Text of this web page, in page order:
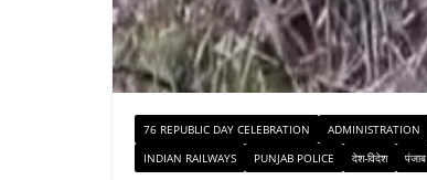
76 REPUBLIC DAY CELEBRATION ADMINISTRATION
INDIAN RAILWAYS
PUNJAB POLICE देश-विदेश पंजाब